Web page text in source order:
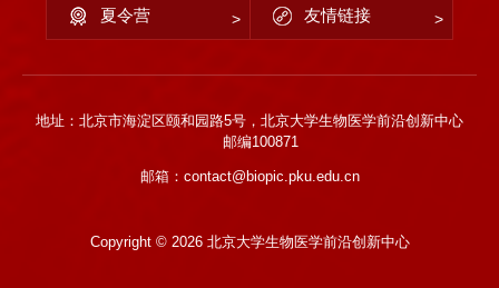
夏令营 友情链接
地址：北京市海淀区颐和园路5号，北京大学生物医学前沿创新中心
邮编100871
邮箱：contact@biopic.pku.edu.cn
Copyright © 2026 北京大学生物医学前沿创新中心